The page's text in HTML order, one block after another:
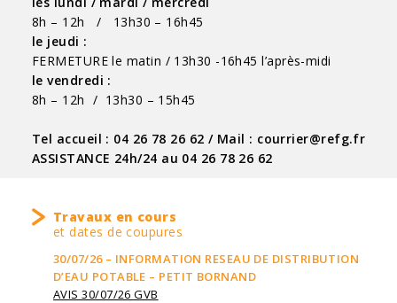
8h – 12h / 13h30 – 16h45
le jeudi :
FERMETURE le matin / 13h30 -16h45 l’après-midi
le vendredi :
8h – 12h / 13h30 – 15h45
Tel accueil : 04 26 78 26 62 / Mail : courrier@refg.fr
ASSISTANCE 24h/24 au 04 26 78 26 62
Travaux en cours
et dates de coupures
30/07/26 – INFORMATION RESEAU DE DISTRIBUTION
D’EAU POTABLE – PETIT BORNAND
AVIS 30/07/26 GVB